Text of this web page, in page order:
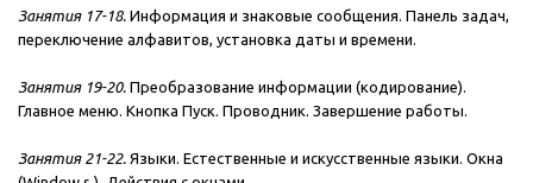
Занятия 17-18. Информация и знаковые сообщения. Панель задач,
переключение алфавитов, установка даты и времени.
Занятия 19-20. Преобразование информации (кодирование).
Главное меню. Кнопка Пуск. Проводник. Завершение работы.
Занятия 21-22. Языки. Естественные и искусственные языки. Окна